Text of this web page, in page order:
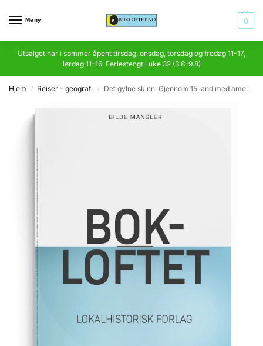
Meny 0
Utsalget har i sommer åpent tirsdag, onsdag, torsdag og fredag 11-17,
lørdag 11-16. Feriestengt i uke 32 (3.8-9.8)
Hjem / Reiser - geografi / Det gylne skinn. Gjennom 15 land med amerikansk studenterfly